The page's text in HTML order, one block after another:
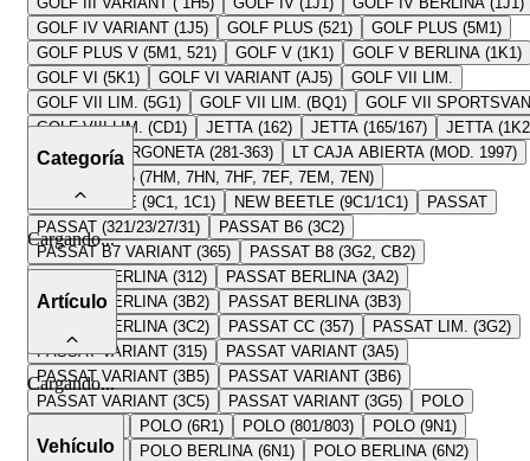
GOLF IV VARIANT (1J5)
GOLF PLUS (521)
GOLF PLUS (5M1)
GOLF PLUS V (5M1, 521)
GOLF V (1K1)
GOLF V BERLINA (1K1)
GOLF VI (5K1)
GOLF VI VARIANT (AJ5)
GOLF VII LIM.
GOLF VII LIM. (5G1)
GOLF VII LIM. (BQ1)
GOLF VII SPORTSVAN
GOLF VIII LIM. (CD1)
JETTA (162) JETTA (165/167)
JETTA
LT 28-35 I FURGONETA (281-363)
LT CAJA ABIERTA (MOD. 1997)
MULTIVAN T5 (7HM, 7HN, 7HF, 7EF, 7EM, 7EN)
NEW BEETLE (9C1, 1C1)
NEW BEETLE (9C1/1C1)
PASSAT
PASSAT (321/23/27/31)
PASSAT B6 (3C2)
PASSAT B7 VARIANT (365)
PASSAT B8 (3G2, CB2)
PASSAT BERLINA (312)
PASSAT BERLINA (3A2)
PASSAT BERLINA (3B2)
PASSAT BERLINA (3B3)
PASSAT BERLINA (3C2)
PASSAT CC (357)
PASSAT LIM. (3G2)
PASSAT VARIANT (315)
PASSAT VARIANT (3A5)
PASSAT VARIANT (3B5)
PASSAT VARIANT (3B6)
PASSAT VARIANT (3C5)
PASSAT VARIANT (3G5)
POLO
POLO (6R1) POLO (801/803)
POLO (9N1)
POLO (9N3)
POLO BERLINA (6N1)
POLO BERLINA (6N2)
Categoría
Cargando...
Artículo
Cargando...
Vehículo